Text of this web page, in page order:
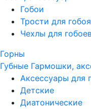
Гобои
Трости для гобоя
Чехлы для
Горны
Губные Гармошки,
Аксессуары для
Детские
Диатонические